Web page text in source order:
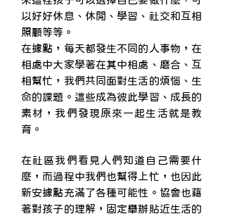
以好好休息、休閒、學習、社交和互相
照顧等等。
在據點，每天都發生不同的人事物，在
相處中大家學著在其中相處、磨合、互
相幫忙，我們共同面對生活的煩惱、生
命的課題。這些成為彼此學習、成長的
素材，我們發現原來一起生活就是教
育。
在社區我們看見人們知道自己需要什
麼，而過程中我們也幫得上忙，也因此
新安據點充滿了各種可能性。協會也藉
著對孩子的理解，固定舉辦貼近生活的